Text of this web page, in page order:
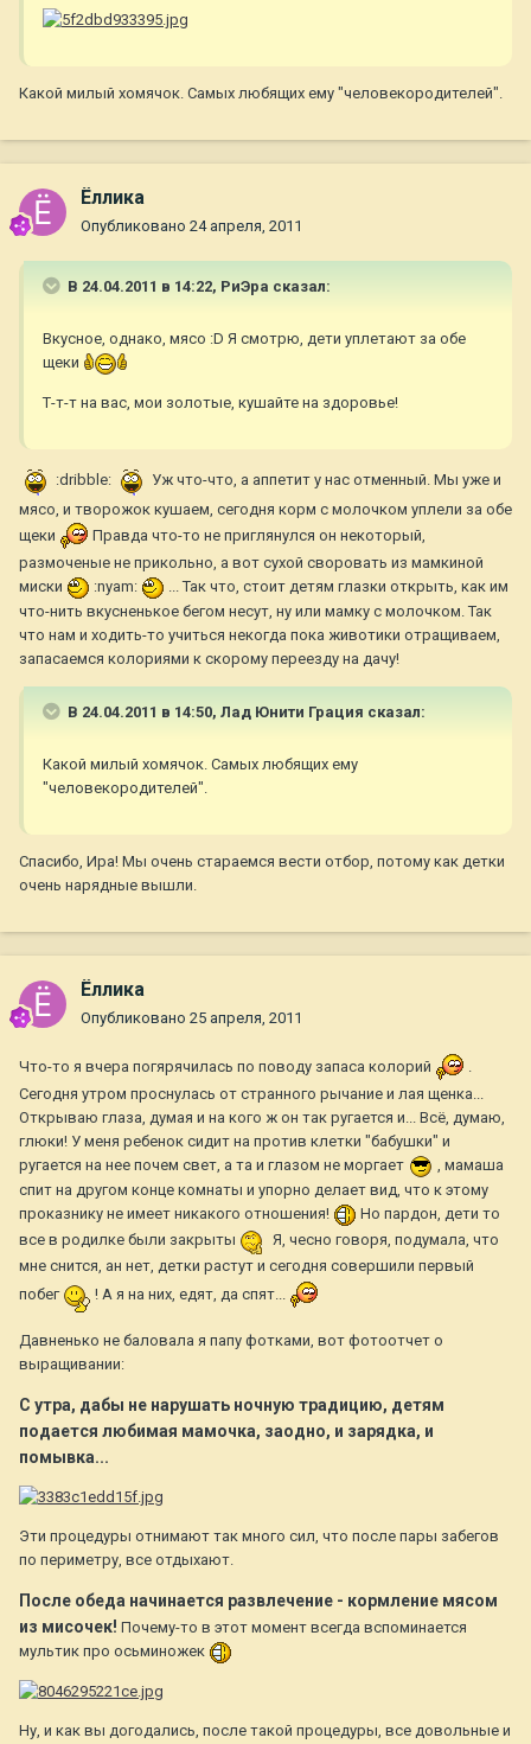
Какой милый хомячок. Самых любящих ему "человекородителей".
Ёллика
Опубликовано 24 апреля, 2011
В 24.04.2011 в 14:22, РиЭра сказал:
Вкусное, однако, мясо :D Я смотрю, дети уплетают за обе
щеки
Т-т-т на вас, мои золотые, кушайте на здоровье!
:dribble:
Уж что-что, а аппетит у нас отменный. Мы уже и
мясо, и творожок кушаем, сегодня корм с молочком уплели за обе
щеки
Правда что-то не приглянулся он некоторый,
размоченые не прикольно, а вот сухой своровать из мамкиной
миски
:nyam:
... Так что, стоит детям глазки открыть, как им
что-нить вкусненькое бегом несут, ну или мамку с молочком. Так
что нам и ходить-то учиться некогда пока животики отращиваем,
запасаемся колориями к скорому переезду на дачу!
В 24.04.2011 в 14:50, Лад Юнити Грация сказал:
Какой милый хомячок. Самых любящих ему
"человекородителей".
Спасибо, Ира! Мы очень стараемся вести отбор, потому как детки
очень нарядные вышли.
Ёллика
Опубликовано 25 апреля, 2011
Что-то я вчера погярячилась по поводу запаса колорий
.
Сегодня утром проснулась от странного рычание и лая щенка...
Открываю глаза, думая и на кого ж он так ругается и... Всё, думаю,
глюки! У меня ребенок сидит на против клетки "бабушки" и
ругается на нее почем свет, а та и глазом не моргает
, мамаша
спит на другом конце комнаты и упорно делает вид, что к этому
проказнику не имеет никакого отношения!
Но пардон, дети то
все в родилке были закрыты
Я, чесно говоря, подумала, что
мне снится, ан нет, детки растут и сегодня совершили первый
побег
! А я на них, едят, да спят...
Давненько не баловала я папу фотками, вот фотоотчет о
выращивании:
С утра, дабы не нарушать ночную традицию, детям
подается любимая мамочка, заодно, и зарядка, и
помывка...
Эти процедуры отнимают так много сил, что после пары забегов
по периметру, все отдыхают.
После обеда начинается развлечение - кормление мясом
из мисочек! Почему-то в этот момент всегда вспоминается
мультик про осьминожек
Ну, и как вы догодались, после такой процедуры, все довольные и